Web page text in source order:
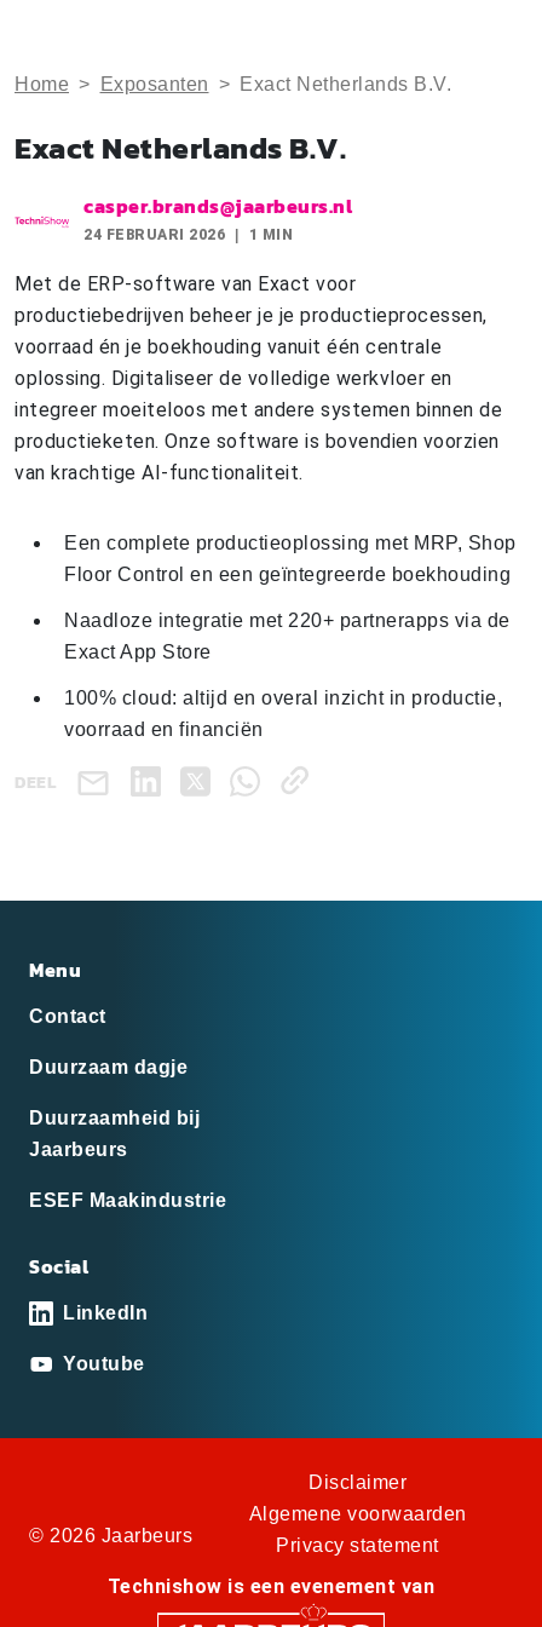
Home > Exposanten > Exact Netherlands B.V.
Exact Netherlands B.V.
casper.brands@jaarbeurs.nl
24 FEBRUARI 2026 1 MIN
Met de ERP-software van Exact voor
productiebedrijven beheer je je productieprocessen,
voorraad én je boekhouding vanuit één centrale
oplossing. Digitaliseer de volledige werkvloer en
integreer moeiteloos met andere systemen binnen de
productieketen. Onze software is bovendien voorzien
van krachtige AI-functionaliteit.
Een complete productieoplossing met MRP, Shop
Floor Control en een geïntegreerde boekhouding
Naadloze integratie met 220+ partnerapps via de
Exact App Store
100% cloud: altijd en overal inzicht in productie,
voorraad en financiën
DEEL
Menu
Contact
Duurzaam dagje
Duurzaamheid bij
Jaarbeurs
ESEF Maakindustrie
Social
LinkedIn
Youtube
© 2026 Jaarbeurs
Disclaimer
Algemene voorwaarden
Privacy statement
Technishow is een evenement van